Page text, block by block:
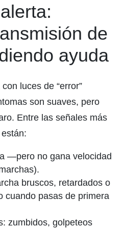
de
ayuda
luces de “error”
son suaves, pero
Entre las señales más
—pero no gana velocidad
bruscos, retardados o
pasas de primera
zumbidos, golpeteos